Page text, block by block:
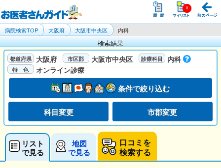
病院検索TOP 大阪府 大阪市中央区 内科
検索結果
大阪府 大阪市中央区
内科
オンライン診療
条件で絞り込む
科目変更 市郡変更
リスト
で見る
地図
で見る
口コミを
検索する